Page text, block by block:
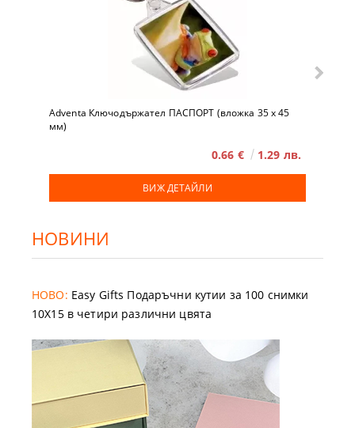
Adventa Ключодържател ПАСПОРТ (вложка 35 x 45
мм)
0.66 € 1.29 лв.
ВИЖ ДЕТАЙЛИ
НОВИНИ
НОВО: Easy Gifts Подаръчни кутии за 100 снимки
10X15 в четири различни цвята